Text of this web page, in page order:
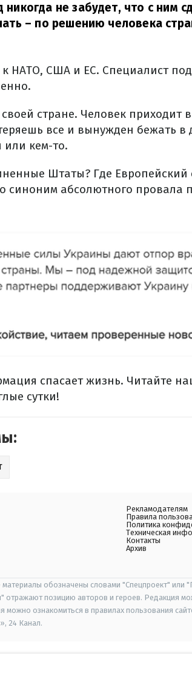
никогда не забудет, что с ним
– по решению человека
НАТО, США и ЕС. Специалист
своей стране. Человек
все и вынужден бежать в
кем-то.
Штаты? Где Европейский
синоним абсолютного провала
спасает жизнь. Читайте
сутки!
Рекламодателям
Правила
Политика
Техническая
Контакты
Архив
обозначены словами "Спецпроект" или
отражают позицию авторов и героев. Редакция
можно ознакомиться в правилах пользования
24 Канал.